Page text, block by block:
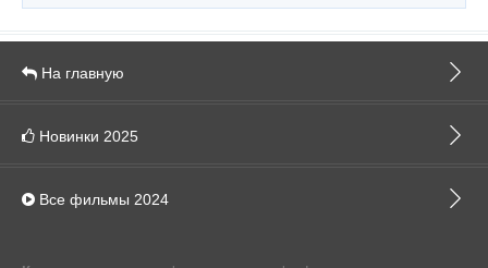
На главную
Новинки 2025
Все фильмы 2024